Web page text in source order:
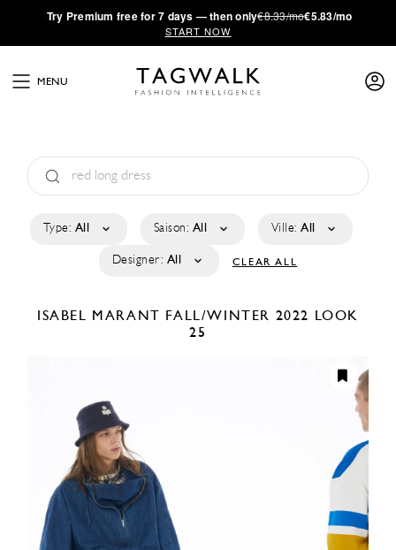
·Try Premium free for 7 days — then only€8.33/mo€5.83/mo
START NOW
MENU
Type: All Saison: All Ville: All
Designer: All CLEAR ALL
ISABEL MARANT FALL/WINTER 2022
LOOK
25